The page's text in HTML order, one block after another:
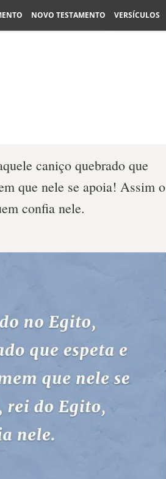
NOVO TESTAMENTO VERSÍCULOS
caniço quebrado que
que nele se apoia! Assim o
confia nele.